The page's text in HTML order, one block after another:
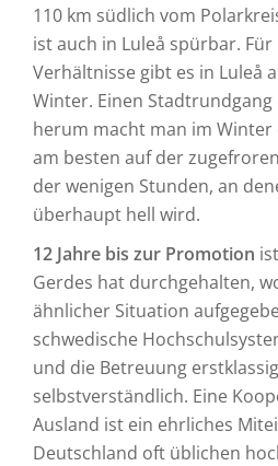
110 km südlich vom
ist auch in Luleå spürbar.
Verhältnisse gibt es in Luleå
Winter. Einen
herum macht man im
am besten auf der
der wenigen Stunden, an
überhaupt hell wird.
12 Jahre bis zur Promotion
Gerdes hat durchgehalten,
ähnlicher Situation
schwedische
und die Betreuung
selbstverständlich. Eine
Ausland ist ein ehrliches
Deutschland oft üblichen